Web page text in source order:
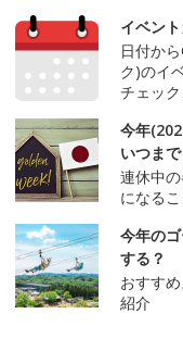
イベン
日付か
ク)のイ
チェック
今年
いつまで
連休中
になる
今年の
する？
おすす
紹介